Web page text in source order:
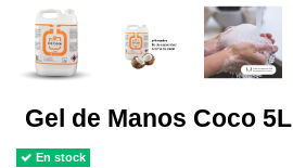
Gel de Manos Coco 5L
En stock